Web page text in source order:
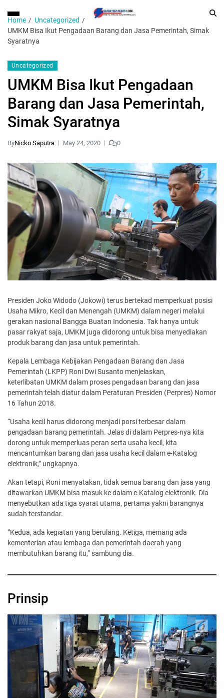
Home
Uncategorized
UMKM Bisa Ikut Pengadaan Barang dan Jasa Pemerintah, Simak
Syaratnya
Uncategorized
UMKM Bisa Ikut Pengadaan
Barang dan Jasa Pemerintah,
Simak Syaratnya
ByNicko Saputra May 24, 2020 0
Presiden Joko Widodo (Jokowi) terus bertekad memperkuat posisi
Usaha Mikro, Kecil dan Menengah (UMKM) dalam negeri melalui
gerakan nasional Bangga Buatan Indonesia. Tak hanya untuk
pasar rakyat saja, UMKM juga didorong untuk bisa menyediakan
produk barang dan jasa untuk pemerintah.
Kepala Lembaga Kebijakan Pengadaan Barang dan Jasa
Pemerintah (LKPP) Roni Dwi Susanto menjelaskan,
keterlibatan UMKM dalam proses pengadaan barang dan jasa
pemerintah telah diatur dalam Peraturan Presiden (Perpres) Nomor
16 Tahun 2018.
“Usaha kecil harus didorong menjadi porsi terbesar dalam
pengadaan barang pemerintah. Jelas di dalam Perpres-nya kita
dorong untuk memperluas peran serta usaha kecil, kita
mencantumkan barang dan jasa usaha kecil dalam e-Katalog
elektronik,” ungkapnya.
Akan tetapi, Roni menyatakan, tidak semua barang dan jasa yang
ditawarkan UMKM bisa masuk ke dalam e-Katalog elektronik. Dia
menyebutkan ada tiga syarat utama, pertama yakni barangnya
sudah terstandar.
“Kedua, ada kegiatan yang berulang. Ketiga, memang ada
kementerian atau lembaga dan pemerintah daerah yang
membutuhkan barang itu,” sambung dia.
Prinsip